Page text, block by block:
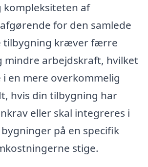
kompleksiteten af
for den samlede
tilbygning kræver færre
mindre arbejdskraft, hvilket
en mere overkommelig
hvis din tilbygning har
eller skal integreres i
på en specifik
stige.